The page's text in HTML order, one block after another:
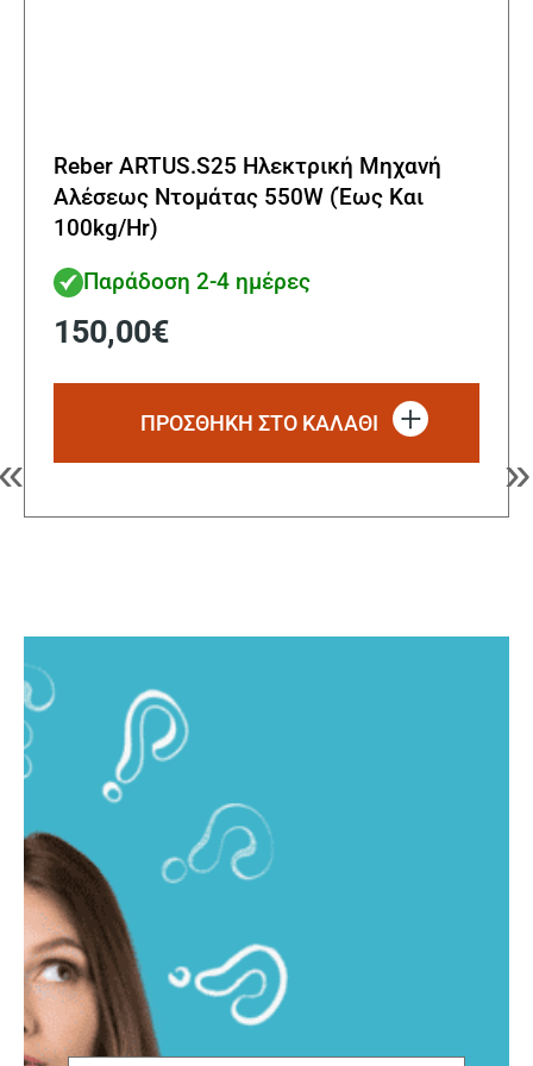
Reber ARTUS.S25 Ηλεκτρική Μηχανή
Αλέσεως Ντομάτας 550W (Έως Και
100kg/Hr)
Παράδοση 2-4 ημέρες
150,00€
ΠΡΟΣΘΗΚΗ ΣΤΟ ΚΑΛΑΘΙ
»